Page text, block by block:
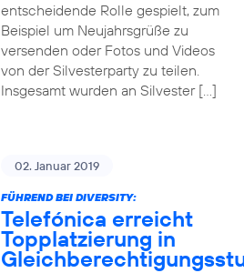
entscheidende Rolle gespielt, zum
Beispiel um Neujahrsgrüße zu
versenden oder Fotos und Videos
von der Silvesterparty zu teilen.
Insgesamt wurden an Silvester […]
02. Januar 2019
FÜHREND BEI DIVERSITY:
Telefónica erreicht
Topplatzierung in